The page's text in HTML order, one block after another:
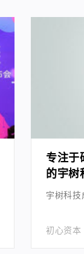
专注于
的宇
A+轮
宇树科
初心资本